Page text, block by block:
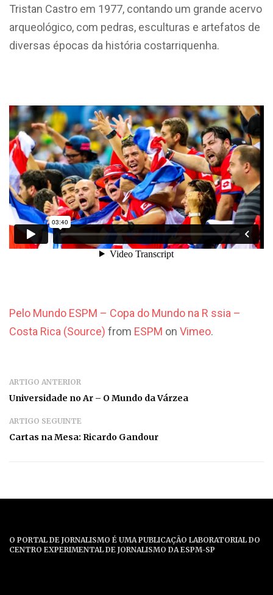
Tristan Castro em 1977, contando um grande acervo
arqueológico, com pedras, esculturas e artefatos de
diversas épocas da história costarriquenha.
Pelo Mundo ESPM – Copa do Mundo na R ssia –
Costa Rica (Source) from ESPM on Vimeo.
ARTIGO ANTERIOR
Universidade no Ar – O Mundo da Várzea
ARTIGO SEGUINTE
Cartas na Mesa: Ricardo Gandour
O PORTAL DE JORNALISMO É UMA PUBLICAÇÃO LABORATORIAL DO
CENTRO EXPERIMENTAL DE JORNALISMO DA ESPM-SP